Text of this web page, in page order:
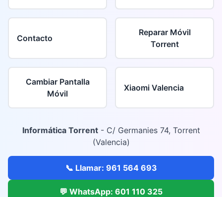
Contacto
Reparar Móvil
Torrent
Cambiar Pantalla
Móvil
Xiaomi Valencia
Informática Torrent- C/ Germanies 74, Torrent
(Valencia)
📞 Llamar: 961 564 693
💬 WhatsApp: 601 110 325